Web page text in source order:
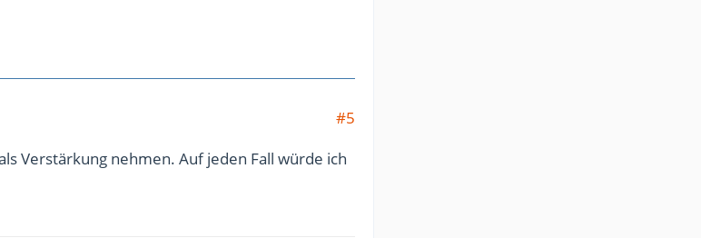
#5
Verstärkung nehmen. Auf jeden Fall würde ich